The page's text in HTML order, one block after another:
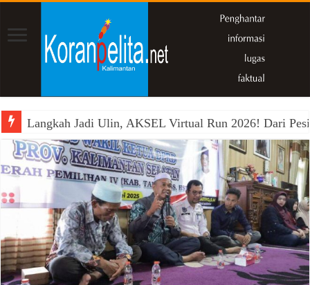
Langkah Jadi Ulin, AKSEL Virtual Run 2026! Dari